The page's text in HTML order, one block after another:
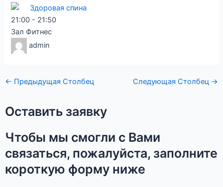
Здоровая спина
21:00 - 21:50
Зал Фитнес
admin
← Предыдущая Столбец Следующая Столбец →
Оставить заявку
Чтобы мы смогли с Вами
связаться, пожалуйста, заполните
короткую форму ниже